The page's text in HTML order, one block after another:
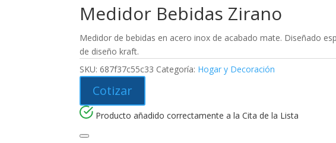
Medidor Bebidas Zirano
Medidor de bebidas en acero inox de acabado mate. Diseñado
de diseño kraft.
SKU:687f37c55c33 Categoría: Hogar y Decoración
Cotizar
Producto añadido correctamente a la Cita de la Lista